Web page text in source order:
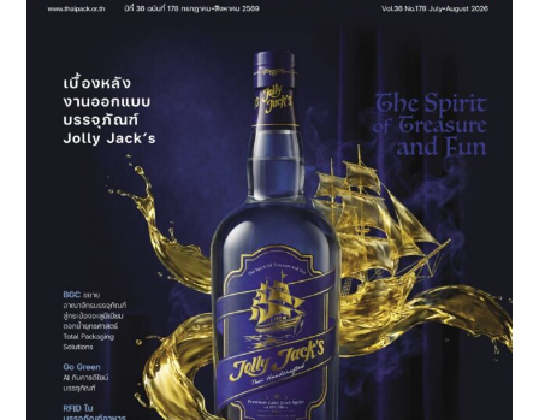
ด้วย
โซลูชัน
การ
พิมพ์
ใหม่
ใน
ธีม
“Unlock
the
Full